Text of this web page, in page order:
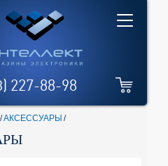
227-88-98
/АКСЕССУАРЫ /